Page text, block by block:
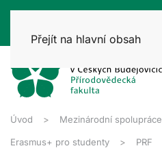
Přejít na hlavní obsah
Úvod Mezinárodní spolupráce
Erasmus+ pro studenty PRF